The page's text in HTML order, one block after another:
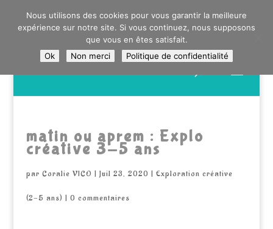
0603176412 - RDV CHEZ SO WATT À SAINT ANDRÉ OU
DANS LA MÉTROPOLE LILLOISE
CRAIENCO@GMAIL.COM
produits
matin ou aprem : Explo
créative 3-5 ans
par Coralie VICO | Juil 23, 2020 | Exploration créative
(2-5 ans) | 0 commentaires
Nous utilisons des cookies pour vous garantir la meilleure
expérience sur notre site. Si vous continuez, nous supposons
que vous en êtes satisfait.
Ok
Non merci Politique de confidentialité